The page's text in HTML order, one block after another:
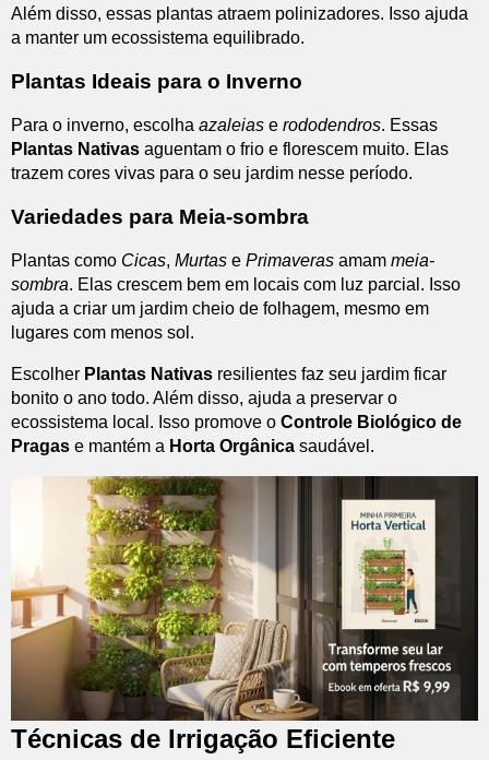
Além disso, essas plantas atraem polinizadores. Isso ajuda
a manter um ecossistema equilibrado.
Plantas Ideais para o Inverno
Para o inverno, escolha azaleias e rododendros. Essas
Plantas Nativas aguentam o frio e florescem muito. Elas
trazem cores vivas para o seu jardim nesse período.
Variedades para Meia-sombra
Plantas como Cicas, Murtas e Primaveras amam meia-
sombra. Elas crescem bem em locais com luz parcial. Isso
ajuda a criar um jardim cheio de folhagem, mesmo em
lugares com menos sol.
Escolher Plantas Nativas resilientes faz seu jardim ficar
bonito o ano todo. Além disso, ajuda a preservar o
ecossistema local. Isso promove o Controle Biológico de
Pragas e mantém a Horta Orgânica saudável.
Técnicas de Irrigação Eficiente